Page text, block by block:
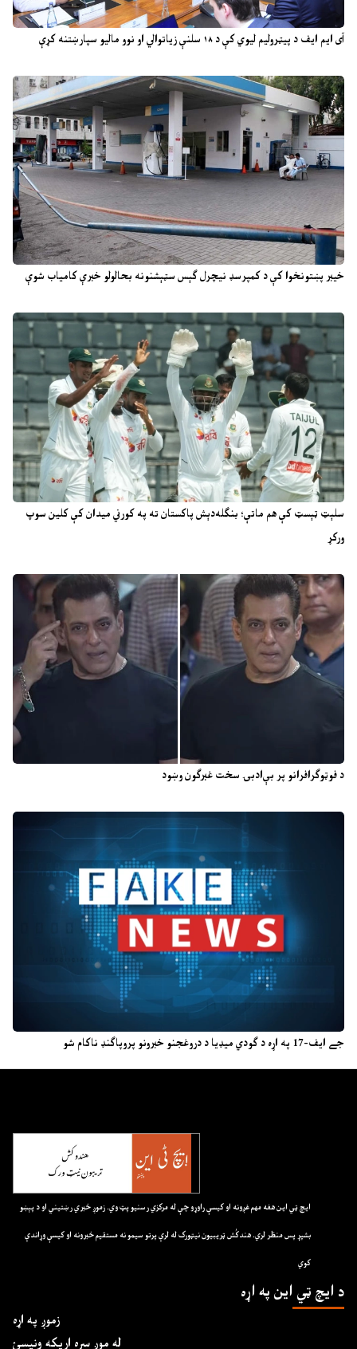
آی ایم ایف د پیټرولیم لیوي کې د ۱۸ سلنې زیاتوالي او نوو مالیو سپارښتنه کړې
خیبر پښتونخوا کې د کمپرسډ نیچرل ګېس سټېشنونه بحالولو خبرې کامیاب شوې
سلېټ ټېسټ کې هم ماتې؛ بنګله‌دېش پاکستان ته په کورني میدان کې کلین سوپ
ورکړ
د فوټوګرافرانو پر بې‌ادبۍ سخت غبرګون وښود
جے ایف-17 په اړه د ګودي میډیا د دروغجنو خبرونو پروپاګنډ ناکام شو
ايچ ټي اين هغه مهم غږونه او کيسې راوړو چې له مرکزي رسنيو پټ وي. زموږ خبري رښتيني او د پېښو
بشپړ پس منظر لري. هندکُش ټريبيون نيټورک له لرې پرتو سيمو نه مستقيم خبرونه او کيسې وړاندې
کوي
د ايچ ټي اين په اړه
زموږ په اړه
له موږ سره اړیکه ونیسئ